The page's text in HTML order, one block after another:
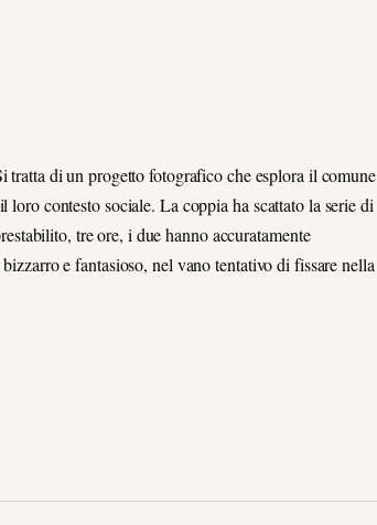
di un progetto fotografico che esplora il comune
contesto sociale. La coppia ha scattato la serie di
tre ore, i due hanno accuratamente
e fantasioso, nel vano tentativo di fissare nella